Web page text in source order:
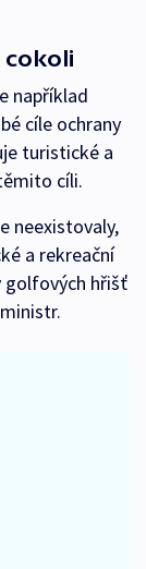
cokoli
například
cíle ochrany
turistické a
cíli.
neexistovaly,
a rekreační
golfových hřišť